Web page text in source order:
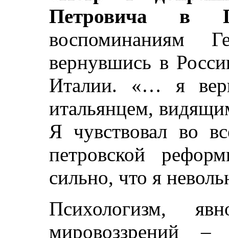
Петровича в
воспоминаниям
вернувшись в
Италии. «… я
итальянцем,
Я чувствовал во
петровской
сильно, что я
Психологизм,
мировоззрений